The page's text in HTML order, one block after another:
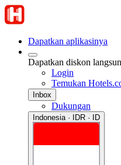
Dapatkan aplikasinya
Dapatkan diskon
Login
Temukan
Inbox
Dukungan
Indonesia · IDR · ID